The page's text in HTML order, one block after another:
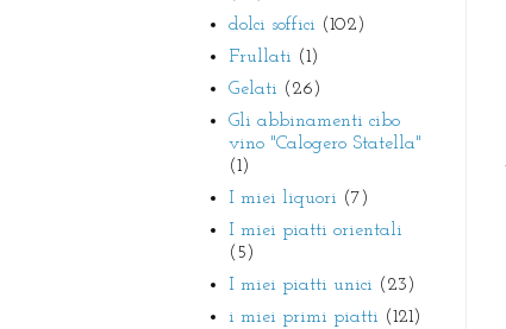
dolci soffici (102)
Frullati (1)
Gelati (26)
Gli abbinamenti cibo
vino "Calogero Statella"
(1)
I miei liquori (7)
I miei piatti orientali
(5)
I miei piatti unici (23)
i miei primi piatti (121)